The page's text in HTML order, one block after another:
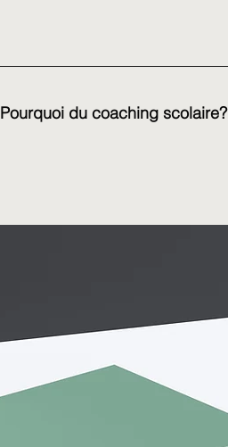
Pourquoi du coaching scolaire?